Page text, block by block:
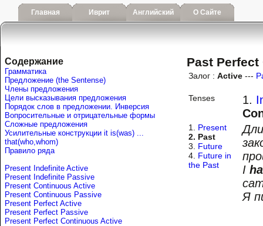
Главная Иврит Английский О Сайте
Содержание
Грамматика
Предложение (the Sentense)
Члены предложения
Цели высказывания предложения
Порядок слов в предложении. Инверсия
Вопросительные и отрицательные формы
Сложные предложения
Усилительные конструкции it is(was) ...
that(who,whom)
Правило ряда
Present Indefinite Active
Present Indefinite Passive
Present Continuous Active
Present Continuous Passive
Present Perfect Active
Present Perfect Passive
Present Perfect Continuous Active
Past
Залог : Active ---
Tenses 1.
1. Present
2. Past
3. Future
4. Future in
the Past
I
Я